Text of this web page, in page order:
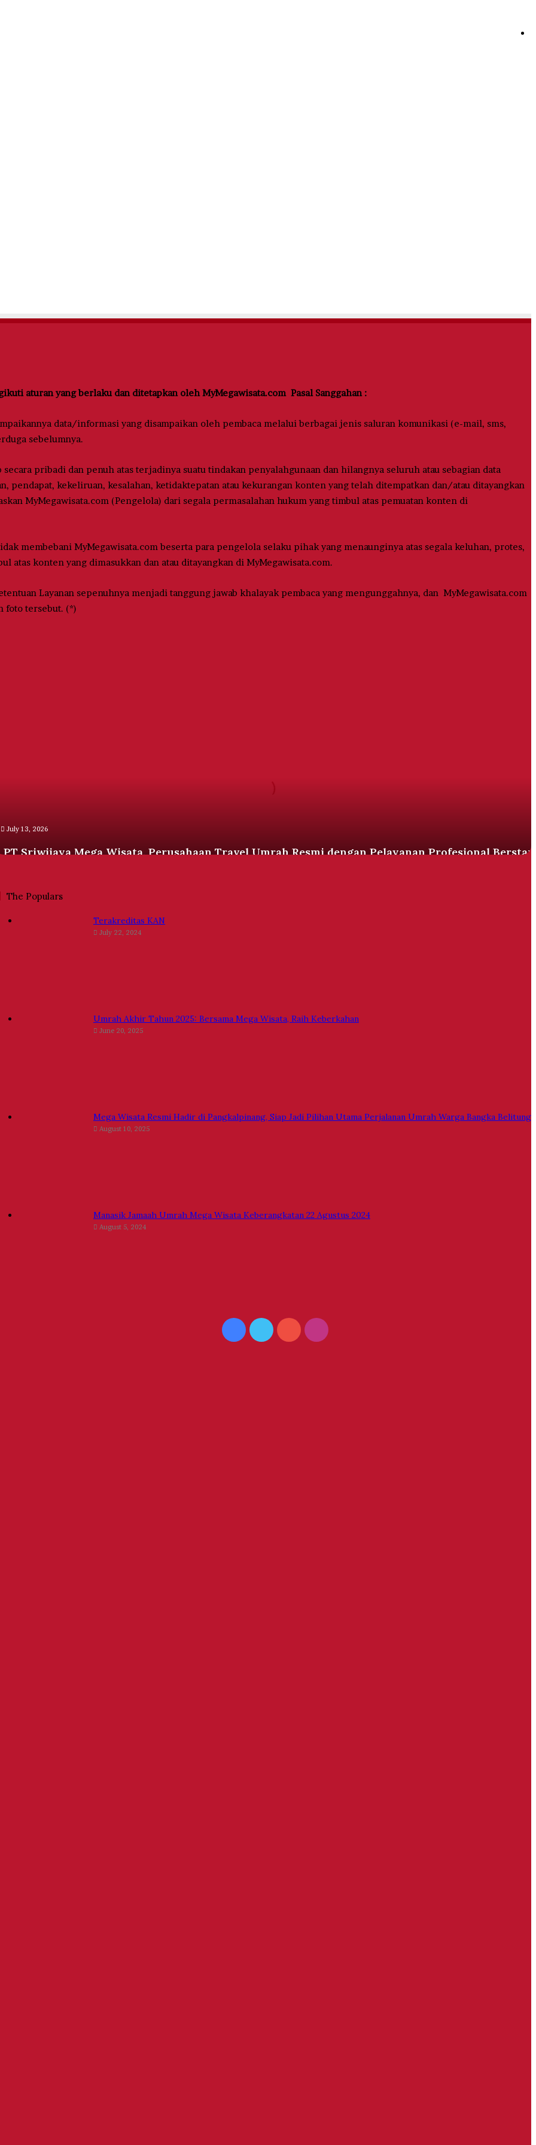
aturan yang berlaku dan ditetapkan oleh MyMegawisata.com Pasal Sanggahan :
data/informasi yang disampaikan oleh pembaca melalui berbagai jenis saluran komunikasi (e-mail, sms,
sebelumnya.
pribadi dan penuh atas terjadinya suatu tindakan penyalahgunaan dan hilangnya seluruh atau sebagian data
pendapat, kekeliruan, kesalahan, ketidaktepatan atau kekurangan konten yang telah ditempatkan dan/atau ditayangkan
MyMegawisata.com (Pengelola) dari segala permasalahan hukum yang timbul atas pemuatan konten di
membebani MyMegawisata.com beserta para pengelola selaku pihak yang menaunginya atas segala keluhan, protes,
atas konten yang dimasukkan dan atau ditayangkan di MyMegawisata.com.
Layanan sepenuhnya menjadi tanggung jawab khalayak pembaca yang mengunggahnya, dan MyMegawisata.com
foto tersebut. (*)
dengan
Pelayanan
July 13, 2026
PT Sriwijaya Mega Wisata, Perusahaan Travel Umrah Resmi dengan Pelayanan Profesional
The Populars
Terakreditas KAN
July 22, 2024
Umrah Akhir Tahun 2025: Bersama Mega Wisata, Raih Keberkahan
June 20, 2025
Mega Wisata Resmi Hadir di Pangkalpinang, Siap Jadi Pilihan Utama Perjalanan Umrah Warga Bangka Belitung
August 10, 2025
Manasik Jamaah Umrah Mega Wisata Keberangkatan 22 Agustus 2024
August 5, 2024
FacebookTwitterYouTubeInstagram